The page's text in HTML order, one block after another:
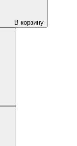
В корзину